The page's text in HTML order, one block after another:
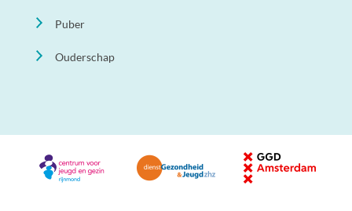
Puber
Ouderschap